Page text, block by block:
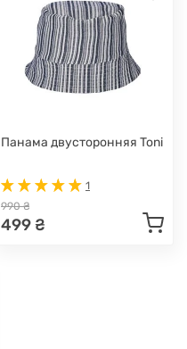
Панама двусторонняя Toni
1
990 ₴
499 ₴